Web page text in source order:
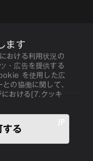
ます
おける利用状況の
・広告を提供する
を使用した広
の協働に関して､
おける[7.クッキ
る